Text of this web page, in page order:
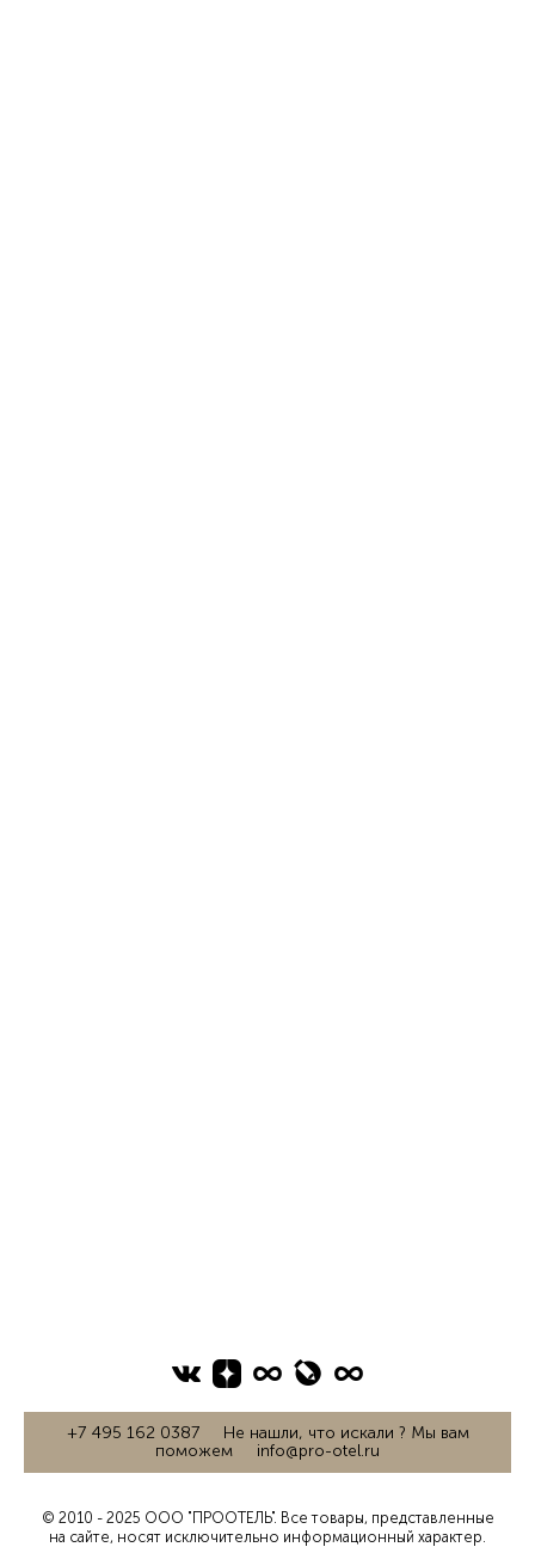
+7 495 162 0387 Не нашли, что искали ? Мы вам
поможем info@pro-otel.ru
© 2010 - 2025 ООО "ПРООТЕЛЬ". Все товары, представленные
на сайте, носят исключительно информационный характер.